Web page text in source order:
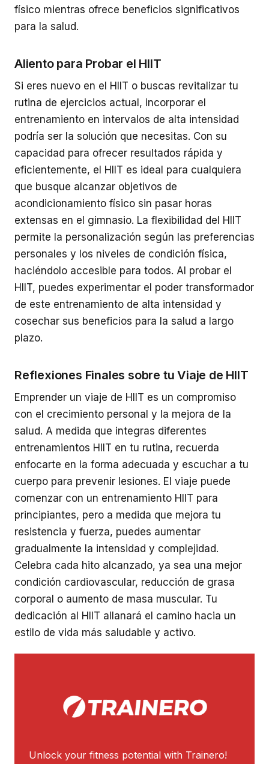
físico mientras ofrece beneficios significativos
para la salud.
Aliento para Probar el HIIT
Si eres nuevo en el HIIT o buscas revitalizar tu
rutina de ejercicios actual, incorporar el
entrenamiento en intervalos de alta intensidad
podría ser la solución que necesitas. Con su
capacidad para ofrecer resultados rápida y
eficientemente, el HIIT es ideal para cualquiera
que busque alcanzar objetivos de
acondicionamiento físico sin pasar horas
extensas en el gimnasio. La flexibilidad del HIIT
permite la personalización según las preferencias
personales y los niveles de condición física,
haciéndolo accesible para todos. Al probar el
HIIT, puedes experimentar el poder transformador
de este entrenamiento de alta intensidad y
cosechar sus beneficios para la salud a largo
plazo.
Reflexiones Finales sobre tu Viaje de HIIT
Emprender un viaje de HIIT es un compromiso
con el crecimiento personal y la mejora de la
salud. A medida que integras diferentes
entrenamientos HIIT en tu rutina, recuerda
enfocarte en la forma adecuada y escuchar a tu
cuerpo para prevenir lesiones. El viaje puede
comenzar con un entrenamiento HIIT para
principiantes, pero a medida que mejora tu
resistencia y fuerza, puedes aumentar
gradualmente la intensidad y complejidad.
Celebra cada hito alcanzado, ya sea una mejor
condición cardiovascular, reducción de grasa
corporal o aumento de masa muscular. Tu
dedicación al HIIT allanará el camino hacia un
estilo de vida más saludable y activo.
Unlock your fitness potential with Trainero!